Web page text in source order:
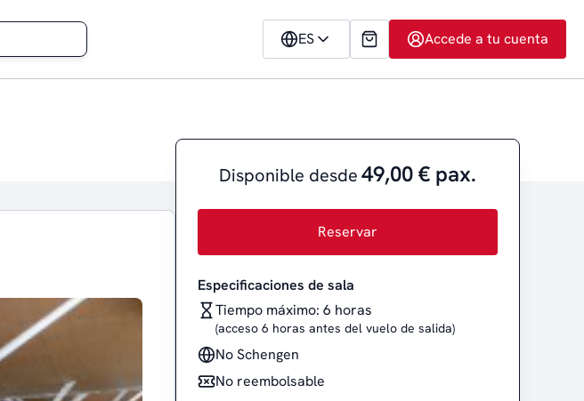
ES Accede a tu cuenta
Disponible desde49,00 € pax.
Reservar
Especificaciones de sala
Tiempo máximo: 6 horas
(acceso 6 horas antes del vuelo de salida)
No Schengen
No reembolsable